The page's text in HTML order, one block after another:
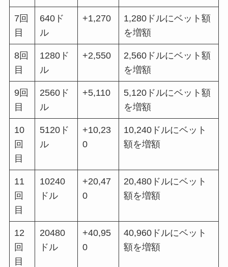
7回
目
640ド
ル
+1,270
1,280ドルにベット額
を増額
8回
目
1280ド
ル
+2,550
2,560ドルにベット額
を増額
9回
目
2560ド
ル
+5,110
5,120ドルにベット額
を増額
10
回
目
5120ド
ル
+10,23
0
10,240ドルにベット
額を増額
11
回
目
10240
ドル
+20,47
0
20,480ドルにベット
額を増額
12
回
目
20480
ドル
+40,95
0
40,960ドルにベット
額を増額